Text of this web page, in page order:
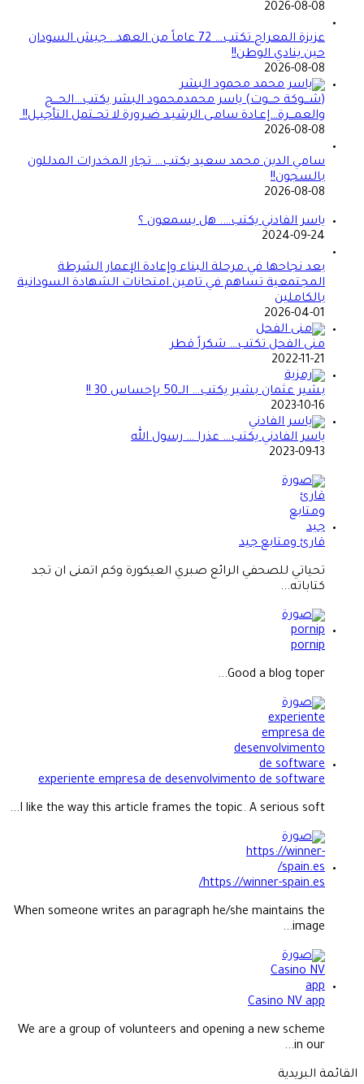
2026-08-08
عزيزة المعراج تكتب… 72 عاماً من العهد.. جيش السودان
حين ينادي الوطن!!
2026-08-08
(شـــوكة حـــوت) ياسر محمدمحمود البشر يكتب…الحـــج
والعمـــرة…إعـادة سامـى الرشيـد ضـرورة لا تحــتمل التأجيــل!!
2026-08-08
سامي الدين محمد سعيد يكتب… تجار المخدرات المدللون
بالسجون!!
2026-08-08
ياسر الفادني يكتب…. هل يسمعون ؟
2024-09-24
بعد نجاحها في مرحلة البناء وإعادة الإعمار الشرطة
المجتمعية تساهم في تامين امتحانات الشهادة السودانية
بالكاملين
2026-04-01
منى الفحل تكتب… شكراً قطر
2022-11-21
بشير عثمان بشير يكتب… الــ50 بإحساس 30 !!
2023-10-16
ياسر الفادني يكتب… عذرا … رسول الله
2023-09-13
قارئ ومتابع جيد
تحياتي للصحفي الرائع صبري العيكورة وكم اتمنى ان تجد
كتاباته...
pornip
Good a blog toper...
experiente empresa de desenvolvimento de software
I like the way this article frames the topic. A serious soft...
https://winner-spain.es/
When someone writes an paragraph he/she maintains the
image...
Casino NV app
We are a group of volunteers and opening a new scheme
in our...
القائمة البريدية